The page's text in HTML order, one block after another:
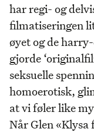
har regi- og
filmatiseringen
øyet og de
gjorde
seksuelle
homoerotisk,
at vi føler like
Når Glen «Klysa